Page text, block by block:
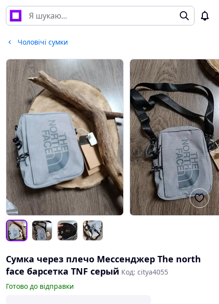
Чоловічі сумки
Сумка через плечо Мессенджер The north
face барсетка TNF серый Код: citya4055
Готово до відправки